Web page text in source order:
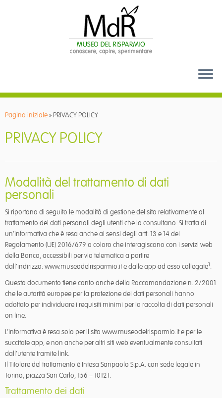
Pagina iniziale» PRIVACY POLICY
PRIVACY POLICY
Modalità del trattamento di dati
personali
Si riportano di seguito le modalità di gestione del sito relativamente al
trattamento dei dati personali degli utenti che lo consultano. Si tratta di
un’informativa che è resa anche ai sensi degli artt. 13 e 14 del
Regolamento (UE) 2016/679 a coloro che interagiscono con i servizi web
della Banca, accessibili per via telematica a partire
dall’indirizzo: www.museodelrisparmio.it e dalle app ad esso collegate1.
Questo documento tiene conto anche della Raccomandazione n. 2/2001
che le autorità europee per la protezione dei dati personali hanno
adottato per individuare i requisiti minimi per la raccolta di dati personali
on line.
L’informativa è resa solo per il sito www.museodelrisparmio.it e per le
succitate app, e non anche per altri siti web eventualmente consultati
dall’utente tramite link.
Il Titolare del trattamento è Intesa Sanpaolo S.p.A. con sede legale in
Torino, piazza San Carlo, 156 – 10121.
Trattamento dei dati